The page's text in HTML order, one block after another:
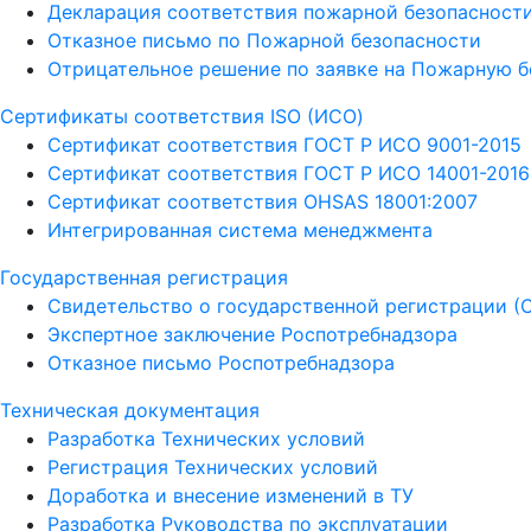
Декларация соответствия пожарной
Отказное письмо по Пожарной безопасности
Отрицательное решение по заявке на Пожарную
Сертификаты соответствия ISO (ИСО)
Сертификат соответствия ГОСТ Р ИСО 9001-2015
Сертификат соответствия ГОСТ Р ИСО 14001-2016
Сертификат соответствия OHSAS 18001:2007
Интегрированная система менеджмента
Государственная регистрация
Свидетельство о государственной регистрации
Экспертное заключение Роспотребнадзора
Отказное письмо Роспотребнадзора
Техническая документация
Разработка Технических условий
Регистрация Технических условий
Доработка и внесение изменений в ТУ
Разработка Руководства по эксплуатации